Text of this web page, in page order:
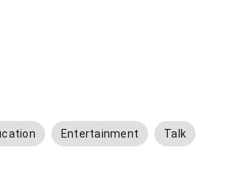
Entertainment Talk